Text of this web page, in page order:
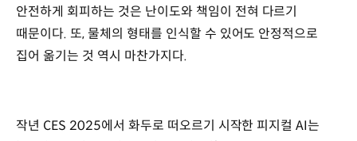
사례
디지털AI
피지컬AI
안전하게 회피하는 것은 난이도와 책임이 전혀 다르기
때문이다. 또, 물체의 형태를 인식할 수 있어도 안정적으로
집어 옮기는 것 역시 마찬가지다.
작년 CES 2025에서 화두로 떠오르기 시작한 피지컬 AI는